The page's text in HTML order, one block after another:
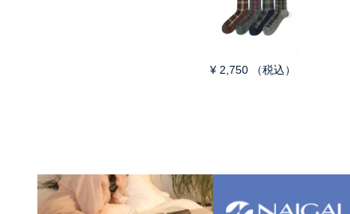
¥ 2,750 （税込）